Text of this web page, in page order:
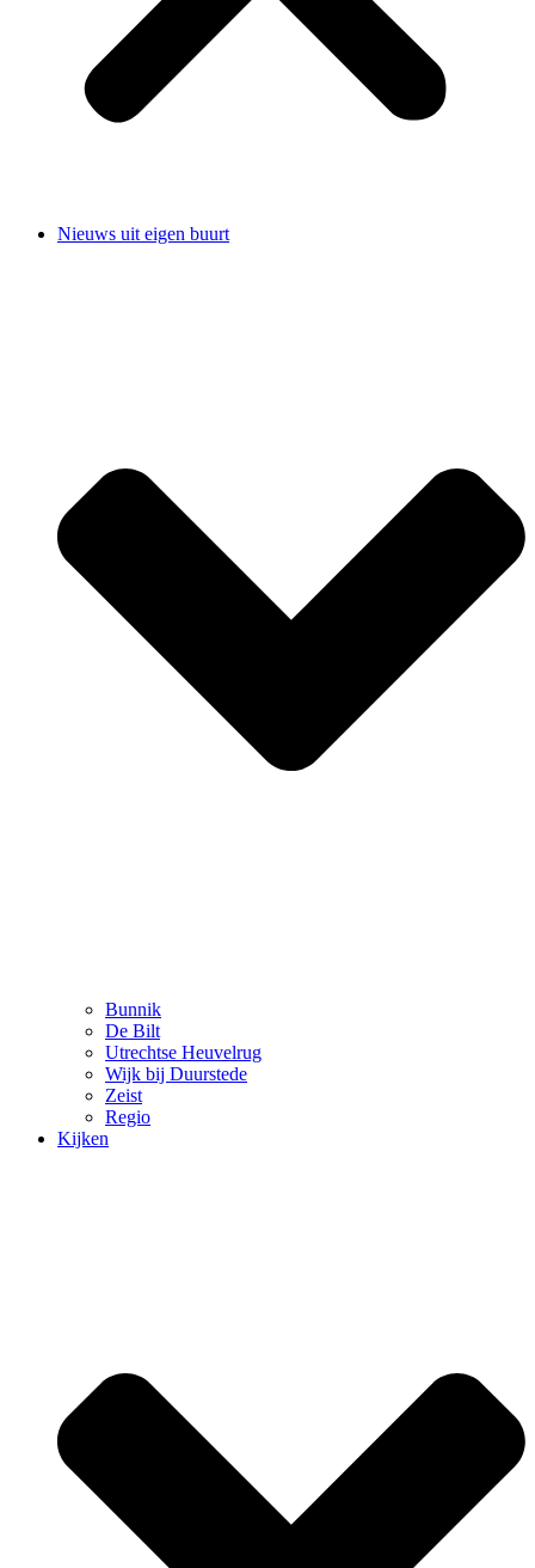
Nieuws uit eigen buurt
Bunnik
De Bilt
Utrechtse Heuvelrug
Wijk bij Duurstede
Zeist
Regio
Kijken